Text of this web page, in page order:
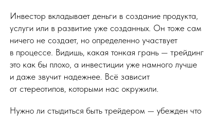
Инвестор вкладывает деньги в создание продукта,
услуги или в развитие уже созданных. Он тоже сам
ничего не создает, но определенно участвует
в процессе. Видишь, какая тонкая грань — трейдинг
это как бы плохо, а инвестиции уже намного лучше
и даже звучит надежнее. Всё зависит
от стереотипов, которыми нас окружили.
Нужно ли стыдиться быть трейдером — убежден что